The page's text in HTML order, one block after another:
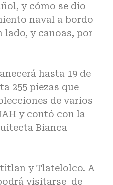
y cómo se dio
naval a bordo
lado, y canoas, por
hasta 19 de
255 piezas que
de varios
y contó con la
Bianca
y Tlatelolco. A
visitarse de